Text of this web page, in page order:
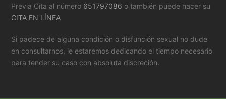
Previa Cita al número 651797086 o también puede hacer su
CITA EN LÍNEA
Si padece de alguna condición o disfunción sexual no dude
en consultarnos, le estaremos dedicando el tiempo necesario
para tender su caso con absoluta discreción.